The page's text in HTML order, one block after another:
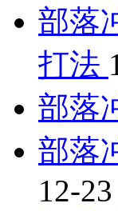
部落
打法
部落
部落
12-23